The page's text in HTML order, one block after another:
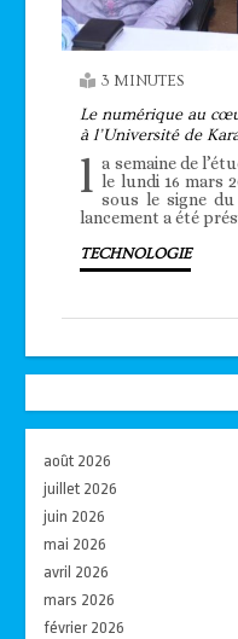
3 MINUTES
Le numérique au
à l’Université de
l a semaine de
le lundi 16 mars
sous le signe
lancement a été
TECHNOLOGIE
août 2026
juillet 2026
juin 2026
mai 2026
avril 2026
mars 2026
février 2026